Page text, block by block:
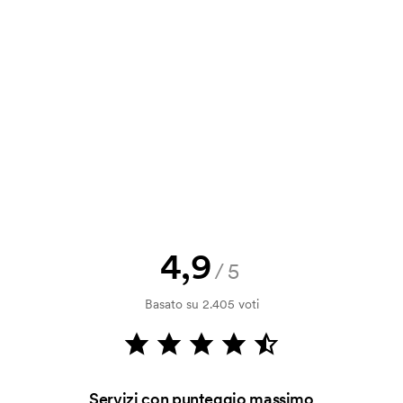
La stampa non è un sistema di
si rovina facilmente.
sul lato dei cappellini?
4,9/5
Basato su 2.405 voti